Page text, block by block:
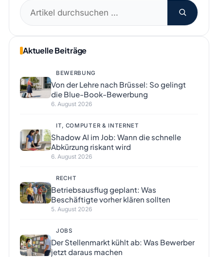
Suchen
nach:
Aktuelle Beiträge
BEWERBUNG
Von der Lehre nach Brüssel: So gelingt
die Blue-Book-Bewerbung
6. August 2026
IT, COMPUTER & INTERNET
Shadow AI im Job: Wann die schnelle
Abkürzung riskant wird
6. August 2026
RECHT
Betriebsausflug geplant: Was
Beschäftigte vorher klären sollten
5. August 2026
JOBS
Der Stellenmarkt kühlt ab: Was Bewerber
jetzt daraus machen